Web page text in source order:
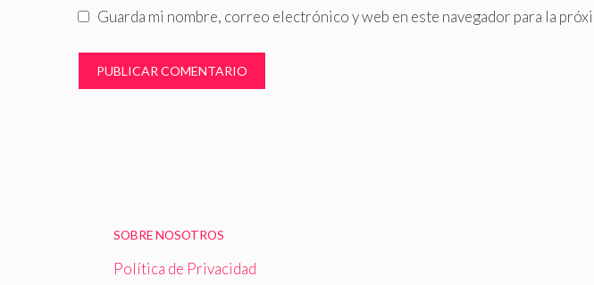
Guarda mi nombre, correo electrónico y web en este navegador para la
SOBRE NOSOTROS
Política de Privacidad